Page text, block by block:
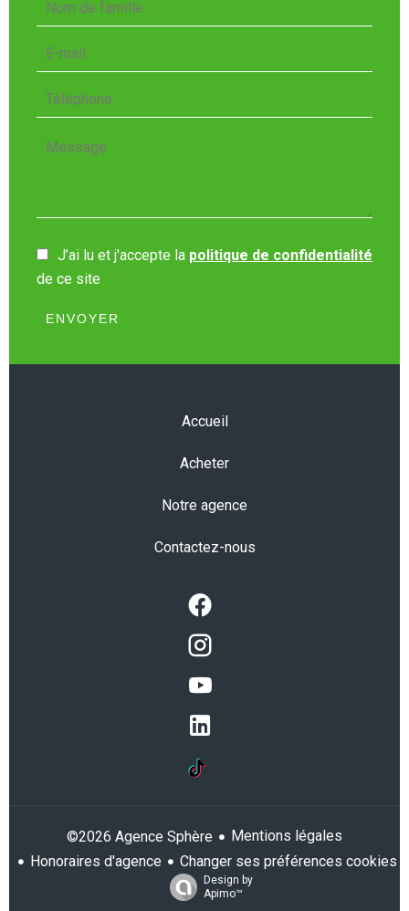
J’ai lu et j'accepte la politique de confidentialité
de ce site
ENVOYER
Accueil
Acheter
Notre agence
Contactez-nous
©2026 Agence Sphère
Mentions légales
Honoraires d'agence
Changer ses préférences cookies
Design by
Apimo™